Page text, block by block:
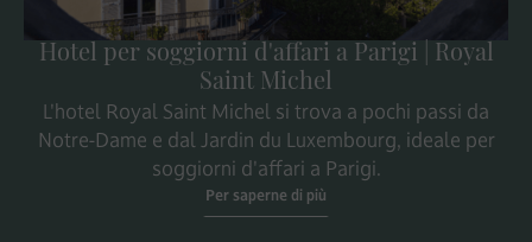
Hotel per soggiorni d'affari a Parigi | Royal
Saint Michel
L'hotel Royal Saint Michel si trova a pochi passi da
Notre-Dame e dal Jardin du Luxembourg, ideale per
soggiorni d'affari a Parigi.
Per saperne di più